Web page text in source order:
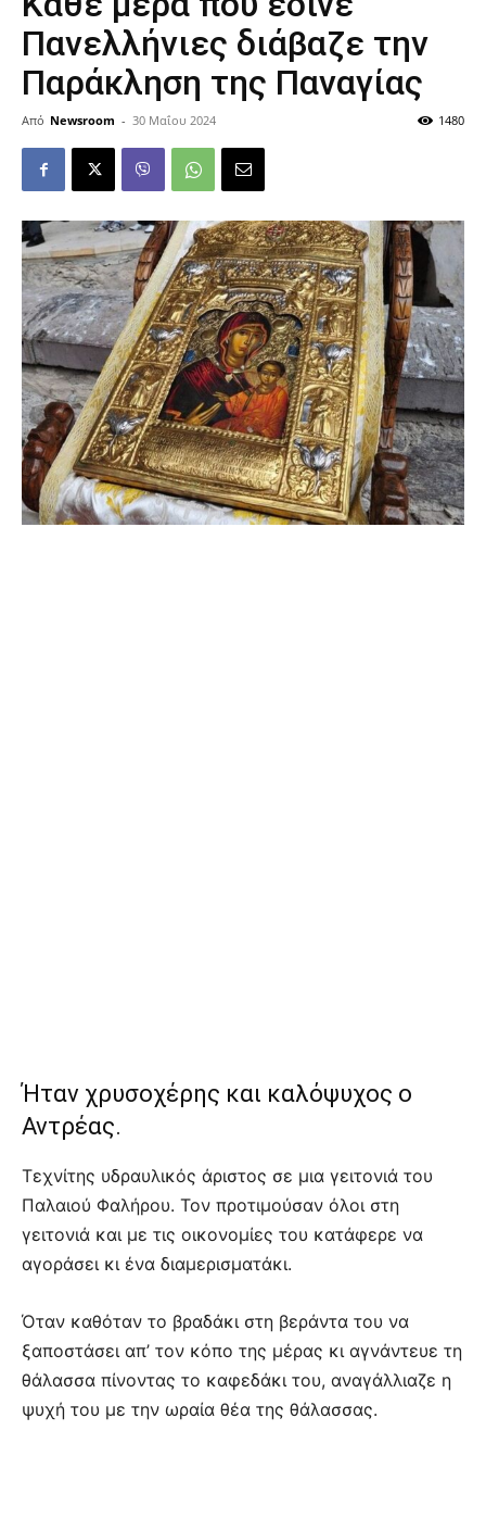
Πανελλήνιες διάβαζε την
Παράκληση της Παναγίας
Από Newsroom - 30 Μαΐου 2024 1480
Ήταν χρυσοχέρης και καλόψυχος ο
Αντρέας.
Τεχνίτης υδραυλικός άριστος σε μια γειτονιά του
Παλαιού Φαλήρου. Τον προτιμούσαν όλοι στη
γειτονιά και με τις οικονομίες του κατάφερε να
αγοράσει κι ένα διαμερισματάκι.
Όταν καθόταν το βραδάκι στη βεράντα του να
ξαποστάσει απ’ τον κόπο της μέρας κι αγνάντευε τη
θάλασσα πίνοντας το καφεδάκι του, αναγάλλιαζε η
ψυχή του με την ωραία θέα της θάλασσας.